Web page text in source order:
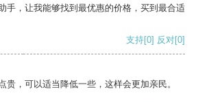
手，让我能够找到最优惠的价格，买到最合适
支持[0] 反对[0]
贵，可以适当降低一些，这样会更加亲民。